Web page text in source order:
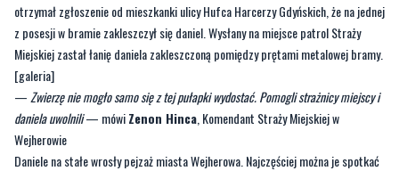
otrzymał zgłoszenie od mieszkanki ulicy Hufca Harcerzy Gdyńskich, że na jednej
z posesji w bramie zakleszczył się daniel. Wysłany na miejsce patrol Straży
Miejskiej zastał łanię daniela zakleszczoną pomiędzy prętami metalowej bramy.
[galeria]
— Zwierzę nie mogło samo się z tej pułapki wydostać. Pomogli strażnicy miejscy i
daniela uwolnili— mówiZenon Hinca , Komendant Straży Miejskiej w
Wejherowie
Daniele na stałe wrosły pejzaż miasta Wejherowa. Najczęściej można je spotkać